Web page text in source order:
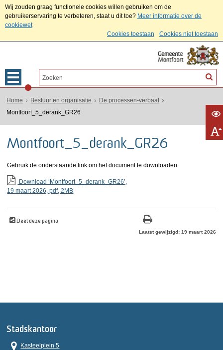
Wij zouden graag functionele cookies willen gebruiken om de
gebruikerservaring te verbeteren, staat u dit toe? Meer informatie over de
cookiewet
Cookies toestaan
Cookies niet toestaan
Home Bestuur en organisatie
De processen-verbaal
Montfoort_5_derank_GR26
Montfoort_5_derank_GR26
Gebruik de onderstaande link om het document te downloaden.
Download ‘Montfoort_5_derank_GR26’,
19 maart 2026,pdf, 2MB
Deel deze pagina
Laatst gewijzigd: 19 maart 2026
Stadskantoor
Kasteelplein 5